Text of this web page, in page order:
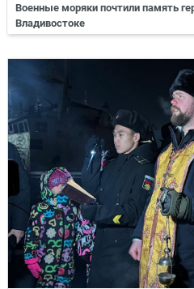
Военные моряки почтили память
Владивостоке